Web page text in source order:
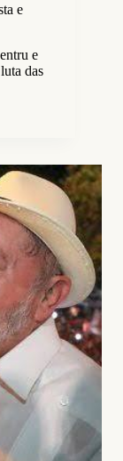
e
e
das